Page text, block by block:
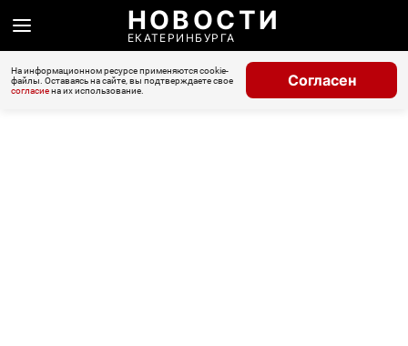
НОВОСТИ
ЕКАТЕРИНБУРГА
На информационном ресурсе применяются cookie-
файлы. Оставаясь на сайте, вы подтверждаете свое
согласиена их использование.
Согласен